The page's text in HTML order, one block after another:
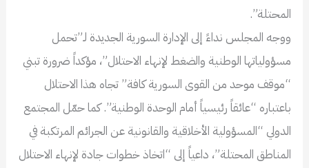
المحتلة”.
ووجه المجلس نداءً إلى الإدارة السورية الجديدة لـ”تحمل
مسؤولياتها الوطنية والضغط لإنهاء الاحتلال”، مؤكداً ضرورة تبني
“موقف موحد من القوى السورية كافة” تجاه هذا الاحتلال
باعتباره “عائقاً رئيسياً أمام الوحدة الوطنية”. كما حمّل المجتمع
الدولي “المسؤولية الأخلاقية والقانونية عن الجرائم المرتكبة في
المناطق المحتلة”، داعياً إلى “اتخاذ خطوات جادة لإنهاء الاحتلال